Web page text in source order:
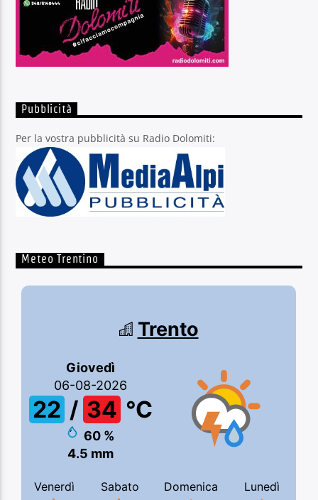
Pubblicità
Per la vostra pubblicità su Radio Dolomiti:
Meteo Trentino